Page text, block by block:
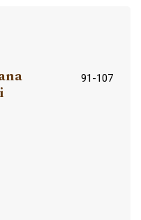
91-107